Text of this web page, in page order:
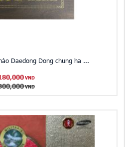
Daedong Dong chung ha ...
VND
VND